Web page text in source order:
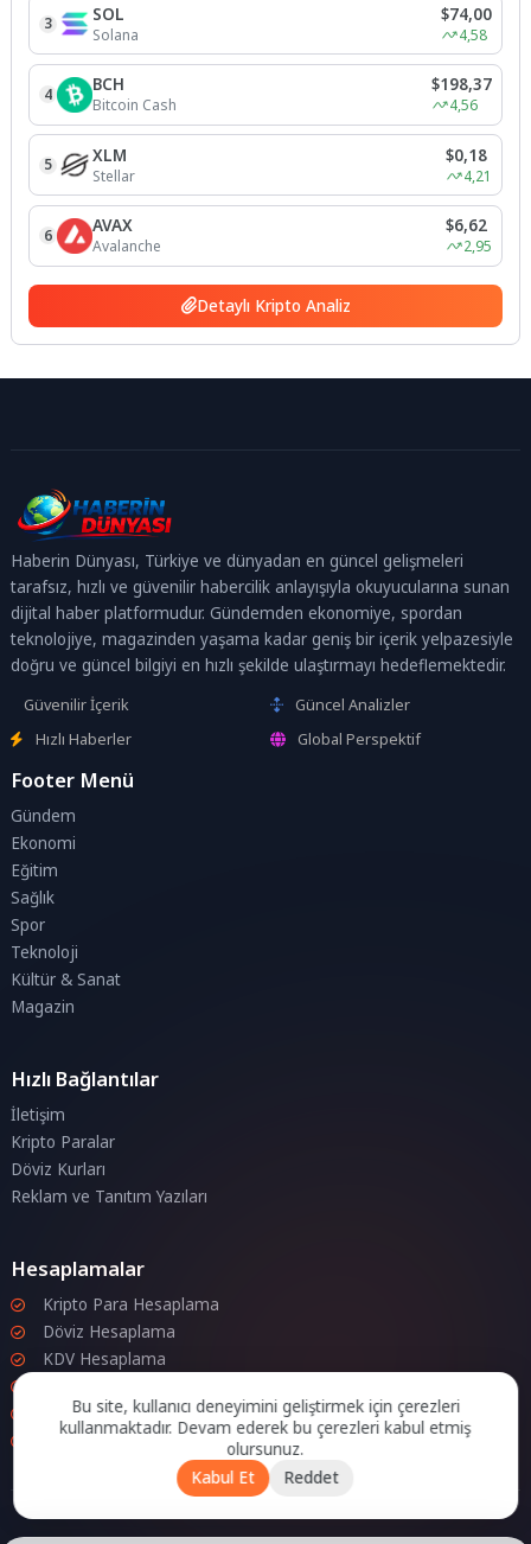
3 SOL
Solana
$74,00
4,58
4 BCH
Bitcoin Cash
$198,37
4,56
5 XLM
Stellar
$0,18
4,21
6 AVAX
Avalanche
$6,62
2,95
Detaylı Kripto Analiz
Haberin Dünyası, Türkiye ve dünyadan en güncel gelişmeleri
tarafsız, hızlı ve güvenilir habercilik anlayışıyla okuyucularına sunan
dijital haber platformudur. Gündemden ekonomiye, spordan
teknolojiye, magazinden yaşama kadar geniş bir içerik yelpazesiyle
doğru ve güncel bilgiyi en hızlı şekilde ulaştırmayı hedeflemektedir.
Güvenilir İçerik
Güncel Analizler
Hızlı Haberler
Global Perspektif
Footer Menü
Gündem
Ekonomi
Eğitim
Sağlık
Spor
Teknoloji
Kültür & Sanat
Magazin
Hızlı Bağlantılar
İletişim
Kripto Paralar
Döviz Kurları
Reklam ve Tanıtım Yazıları
Hesaplamalar
Kripto Para Hesaplama
Döviz Hesaplama
KDV Hesaplama
Zam Hesaplama
Bileşik Hesaplama
Bu site, kullanıcı deneyimini geliştirmek için çerezleri
kullanmaktadır. Devam ederek bu çerezleri kabul etmiş
olursunuz.
Kabul Et
Reddet